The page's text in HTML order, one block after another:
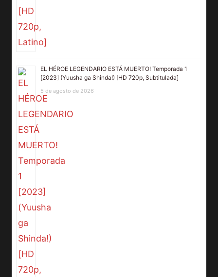
EL HÉROE LEGENDARIO ESTÁ MUERTO! Temporada 1
[2023] (Yuusha ga Shinda!) [HD 720p, Subtitulada]
5 de agosto de 2026